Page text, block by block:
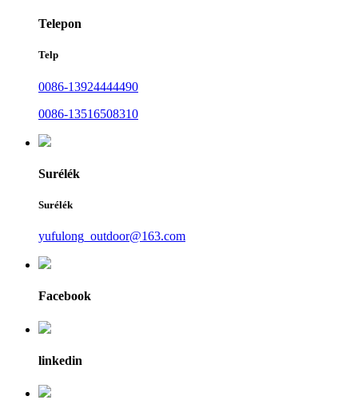
Telepon
Telp
0086-13924444490
0086-13516508310
Surélék
Surélék
yufulong_outdoor@163.com
Facebook
linkedin